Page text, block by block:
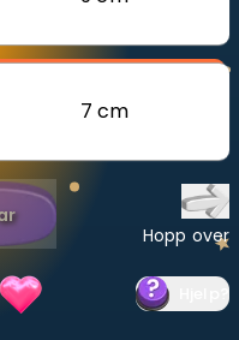
7 cm
Hopp over
?